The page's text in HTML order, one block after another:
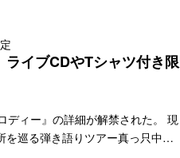
イブCDやTシャツ付き限
ディー』の詳細が解禁された。 現
巡る弾き語りツアー真っ只中の